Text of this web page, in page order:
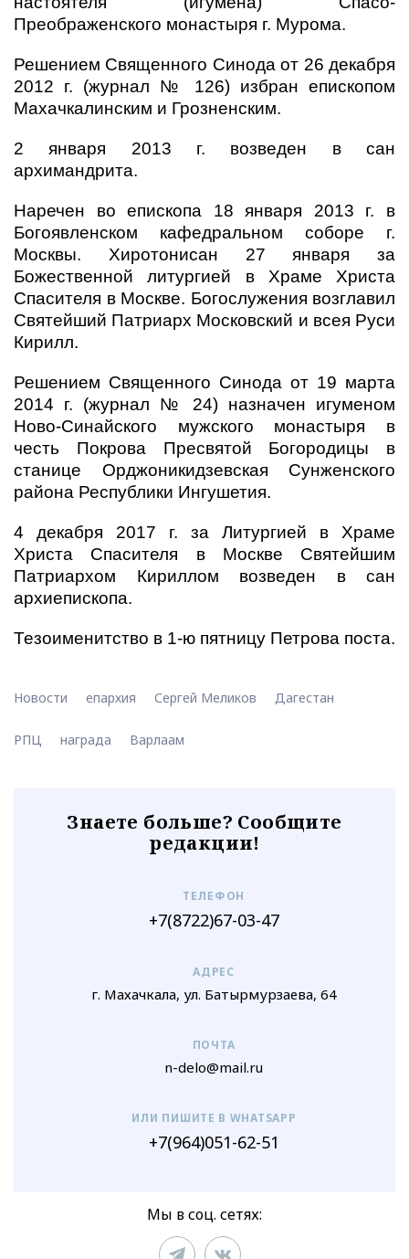
Преображенского монастыря г. Мурома.
Решением Священного Синода от 26 декабря
2012 г. (журнал № 126) избран епископом
Махачкалинским и Грозненским.
2 января 2013 г. возведен в сан
архимандрита.
Наречен во епископа 18 января 2013 г. в
Богоявленском кафедральном соборе г.
Москвы. Хиротонисан 27 января за
Божественной литургией в Храме Христа
Спасителя в Москве. Богослужения возглавил
Святейший Патриарх Московский и всея Руси
Кирилл.
Решением Священного Синода от 19 марта
2014 г. (журнал № 24) назначен игуменом
Ново-Синайского мужского монастыря в
честь Покрова Пресвятой Богородицы в
станице Орджоникидзевская Сунженского
района Республики Ингушетия.
4 декабря 2017 г. за Литургией в Храме
Христа Спасителя в Москве Святейшим
Патриархом Кириллом возведен в сан
архиепископа.
Тезоименитство в 1-ю пятницу Петрова поста.
Новости епархия Сергей Меликов Дагестан
РПЦ награда Варлаам
Знаете больше? Сообщите
редакции!
ТЕЛЕФОН
+7(8722)67-03-47
АДРЕС
г. Махачкала, ул. Батырмурзаева, 64
ПОЧТА
n-delo@mail.ru
ИЛИ ПИШИТЕ В WHATSAPP
+7(964)051-62-51
Мы в соц. сетях: